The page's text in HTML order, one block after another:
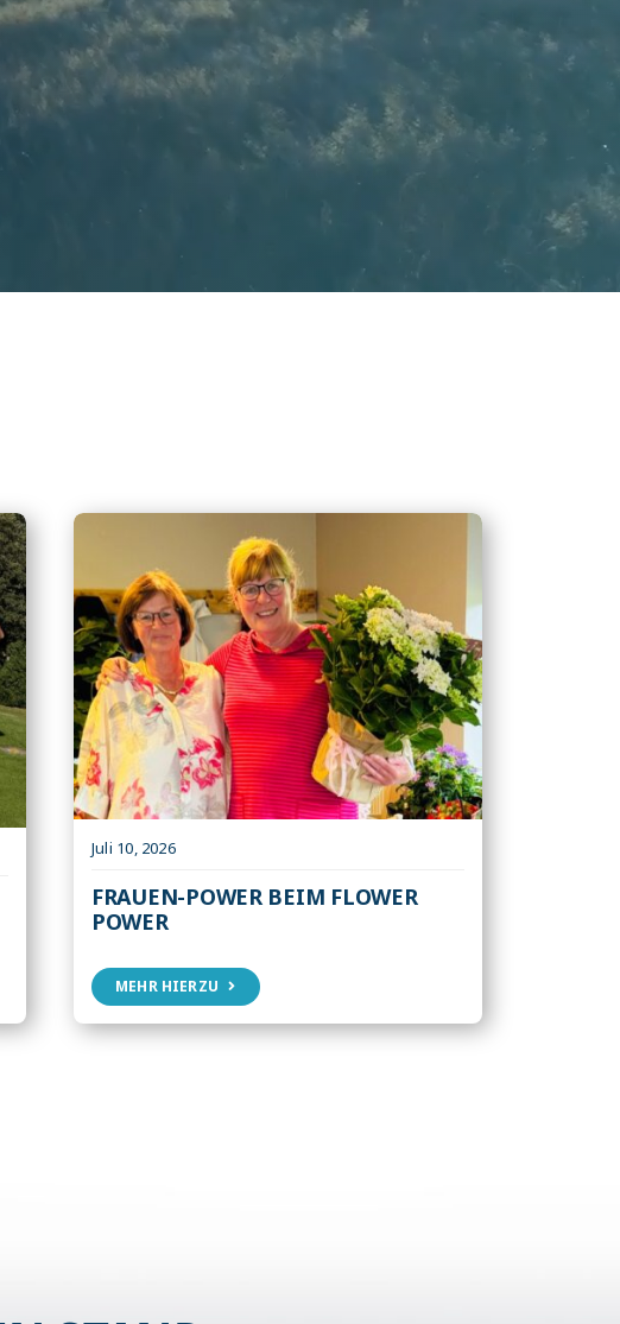
Juli 10, 2026
FRAUEN-POWER BEIM FLOWER
POWER
MEHR HIERZU